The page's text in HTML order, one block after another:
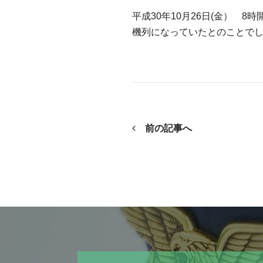
平成30年10月26日(金） 8時
機列になっていたとのことで
前の記事へ